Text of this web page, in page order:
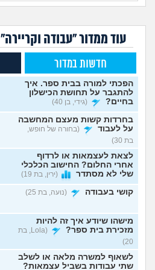
עוד ממדור "עבודה וקריירה"
חדשות במדור
הפכתי למורה בבית ספר. איך
להתגבר על תחושת הכישלון
בחיים?
(גידי, בן 40)
בחרדות קשות מעצם המחשבה
על לעבוד
(בחורה של חופש,
בת 30)
לצאת לעצמאות או לרדוף
אחרי החלום? החישוב הכלכלי
שלי לא מסתדר
(ירין, בת 19)
קושי בעבודה (נועה, בת 25)
מישהו שיודע איך זה להיות
מזכירת בית ספר?
(Lola, בת
20)
לשאוף למשרה מלאה או לשלב
שתי עבודות בשביל עצמאות?